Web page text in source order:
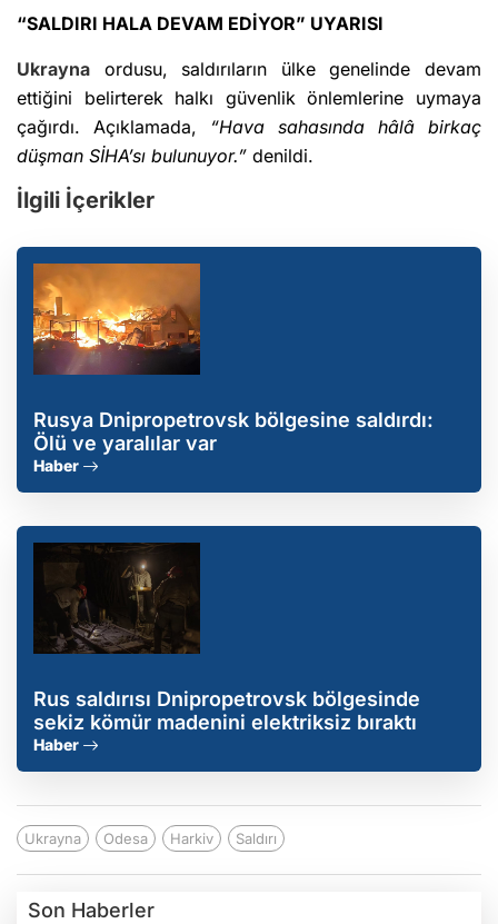
“SALDIRI HALA DEVAM EDİYOR” UYARISI
Ukrayna ordusu, saldırıların ülke genelinde devam
ettiğini belirterek halkı güvenlik önlemlerine uymaya
çağırdı. Açıklamada, “Hava sahasında hâlâ birkaç
düşman SİHA’sı bulunuyor.” denildi.
İlgili İçerikler
Rusya Dnipropetrovsk bölgesine saldırdı:
Ölü ve yaralılar var
Haber
Rus saldırısı Dnipropetrovsk bölgesinde
sekiz kömür madenini elektriksiz bıraktı
Haber
Ukrayna Odesa Harkiv Saldırı
Son Haberler